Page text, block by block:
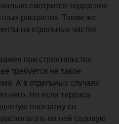
смотрится террасное
расцветок. Таким же
на отдельных частях
при строительстве
требуется не такое
А в отдельных случаях
него. Но если терраса
площадку со
на ней садовую